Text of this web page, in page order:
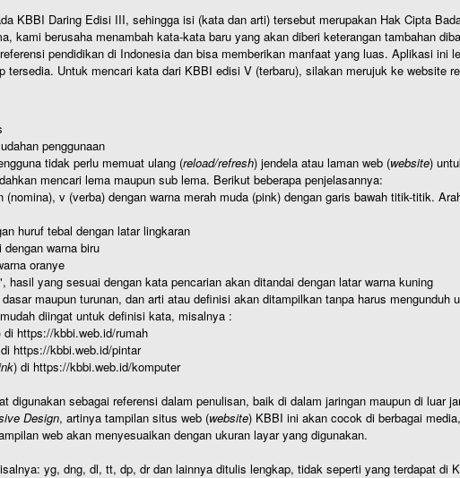
KBBI Daring Edisi III, sehingga isi (kata dan arti) tersebut merupakan Hak Cipta
kami berusaha menambah kata-kata baru yang akan diberi keterangan tambahan
pendidikan di Indonesia dan bisa memberikan manfaat yang luas. Aplikasi ini
tersedia. Untuk mencari kata dari KBBI edisi V (terbaru), silakan merujuk ke website
penggunaan
tidak perlu memuat ulang (reload/refresh) jendela atau laman web (website)
mencari lema maupun sub lema. Berikut beberapa penjelasannya:
v (verba) dengan warna merah muda (pink) dengan garis bawah titik-titik.
huruf tebal dengan latar lingkaran
warna biru
oranye
yang sesuai dengan kata pencarian akan ditandai dengan latar warna kuning
maupun turunan, dan arti atau definisi akan ditampilkan tanpa harus mengunduh
diingat untuk definisi kata, misalnya :
di https://kbbi.web.id/rumah
https://kbbi.web.id/pintar
) di https://kbbi.web.id/komputer
digunakan sebagai referensi dalam penulisan, baik di dalam jaringan maupun di luar
Design, artinya tampilan situs web (website) KBBI ini akan cocok di berbagai
web akan menyesuaikan dengan ukuran layar yang digunakan.
yg, dng, dl, tt, dp, dr dan lainnya ditulis lengkap, tidak seperti yang terdapat di